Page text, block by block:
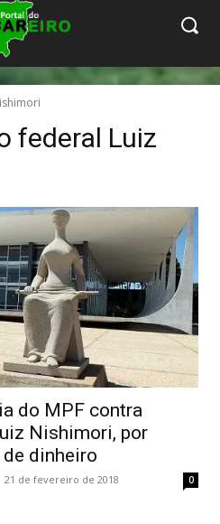
federal Luiz
do MPF contra
Nishimori, por
dinheiro
21 de fevereiro de 2018 0